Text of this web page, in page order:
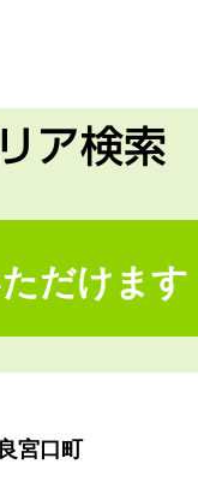
ア検索
だけます
宮口町